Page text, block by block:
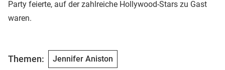
Party feierte, auf der zahlreiche Hollywood-Stars zu Gast
waren.
Themen: Jennifer Aniston